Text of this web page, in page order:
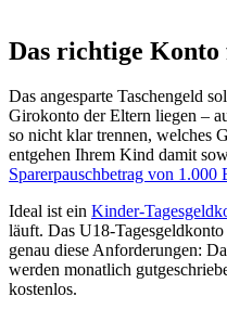
Das richtige Konto
Das angesparte Taschengeld
Girokonto der Eltern liegen –
so nicht klar trennen, welches
entgehen Ihrem Kind damit
Sparerpauschbetrag von 1.000
Ideal ist ein Kinder-
läuft. Das U18-
genau diese Anforderungen:
werden monatlich
kostenlos.